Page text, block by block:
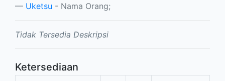
Uketsu - Nama Orang;
Tidak Tersedia Deskripsi
Ketersediaan